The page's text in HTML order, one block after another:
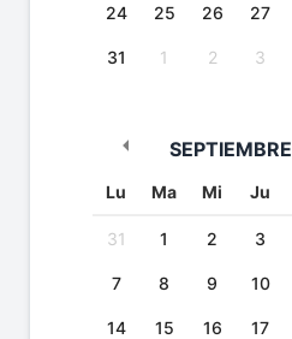
24 25 26 27
31 1 2 3
SEPTIEMBRE
Lu Ma Mi Ju
31 1 2 3
7 8 9 10
14 15 16 17